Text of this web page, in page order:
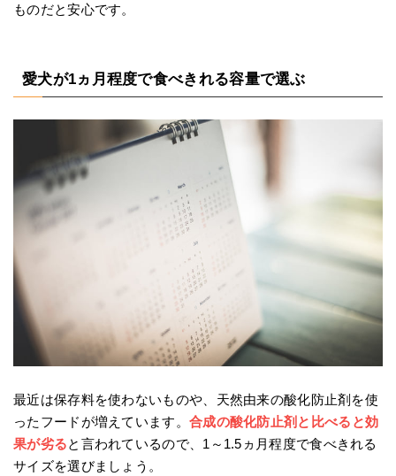
ものだと安心です。
愛犬が1ヵ月程度で食べきれる容量で選ぶ
最近は保存料を使わないものや、天然由来の酸化防止剤を使
ったフードが増えています。 合成の酸化防止剤と比べると効
果が劣ると言われているので、1～1.5ヵ月程度で食べきれる
サイズを選びましょう。